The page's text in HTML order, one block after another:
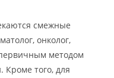
смежные
онколог,
методом
Кроме того, для